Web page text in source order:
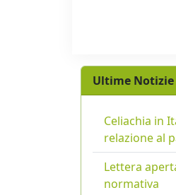
Ultime Notizie
Celiachia in
relazione al
Lettera
normativa